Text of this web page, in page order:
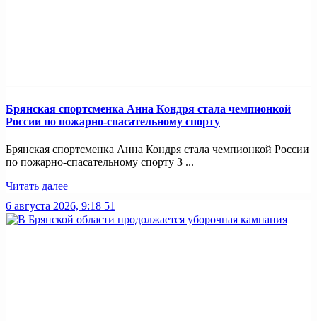
Брянская спортсменка Анна Кондря стала чемпионкой
России по пожарно-спасательному спорту
Брянская спортсменка Анна Кондря стала чемпионкой России
по пожарно-спасательному спорту 3 ...
Читать далее
6 августа 2026, 9:18 51